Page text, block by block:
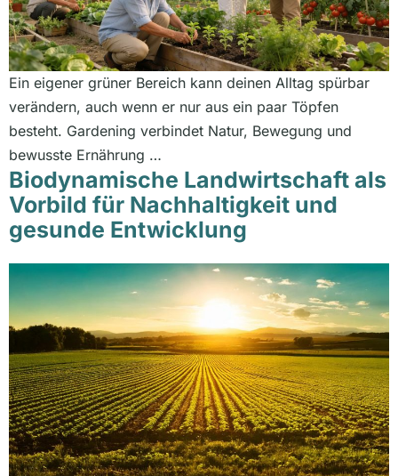
Ein eigener grüner Bereich kann deinen Alltag spürbar
verändern, auch wenn er nur aus ein paar Töpfen
besteht. Gardening verbindet Natur, Bewegung und
bewusste Ernährung …
Biodynamische Landwirtschaft als
Vorbild für Nachhaltigkeit und
gesunde Entwicklung